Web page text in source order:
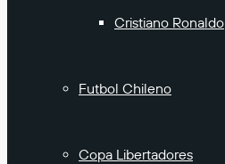
Cristiano Ronaldo
Futbol Chileno
Copa Libertadores